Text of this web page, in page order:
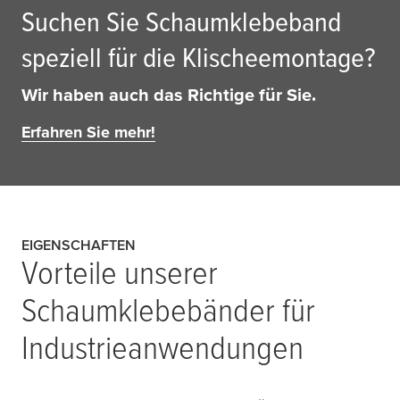
Suchen Sie Schaumklebeband
speziell für die Klischeemontage?
Wir haben auch das Richtige für Sie.
Erfahren Sie mehr!
EIGENSCHAFTEN
Vorteile unserer
Schaumklebebänder für
Industrieanwendungen